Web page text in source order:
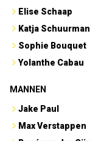
Elise Schaap
Katja Schuurman
Sophie Bouquet
Yolanthe Cabau
MANNEN
Jake Paul
Max Verstappen